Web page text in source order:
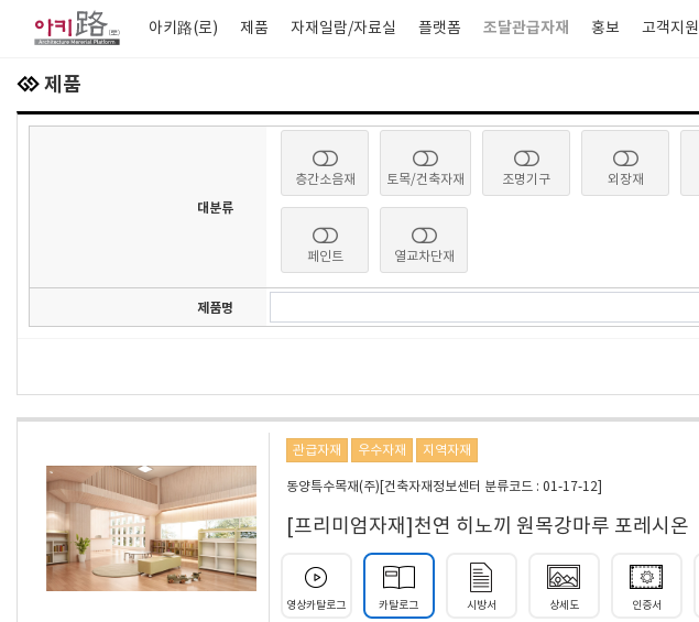
아키路(로) 제품 자재일람/자료실 플랫폼 조달관급자재 홍보 고객지원
제품
대분류
층간소음재 토목/건축자재 조명기구 외장재
페인트 열교차단재
제품명
관급자재 우수자재 지역자재
동양특수목재(주)[건축자재정보센터 분류코드 : 01-17-12]
[프리미엄자재]천연 히노끼 원목강마루 포레시온
영상카탈로그 카탈로그 시방서 상세도 인증서